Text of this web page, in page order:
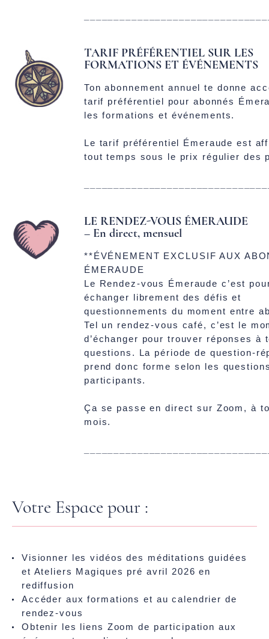
TARIF PRÉFÉRENTIEL SUR LES
FORMATIONS ET ÉVÉNEMENTS
Ton abonnement annuel te donne
tarif préférentiel pour abonnés
les formations et événements.
Le tarif préférentiel Émeraude est
tout temps sous le prix régulier des
LE RENDEZ-VOUS ÉMERAUDE
– En direct, mensuel
**ÉVÉNEMENT EXCLUSIF AUX
ÉMERAUDE
Le Rendez-vous Émeraude c’est
échanger librement des défis et
questionnements du moment entre
Tel un rendez-vous café, c’est le
d’échanger pour trouver réponses à
questions. La période de question-
prend donc forme selon les
participants.
Ça se passe en direct sur Zoom, à
mois.
Votre Espace pour :
Visionner les vidéos des méditations guidées
et Ateliers Magiques pré avril 2026 en
rediffusion
Accéder aux formations et au calendrier de
rendez-vous
Obtenir les liens Zoom de participation aux